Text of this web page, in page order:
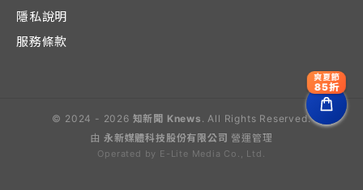
隱私說明
服務條款
© 2024 - 2026 知新聞 Knews . All Rights Reserved.
由 永新媒體科技股份有限公司 營運管理
Operated by E-Lite Media Co., Ltd.
爽夏節
85折